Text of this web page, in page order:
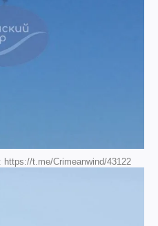
t.me/Crimeanwind/43122